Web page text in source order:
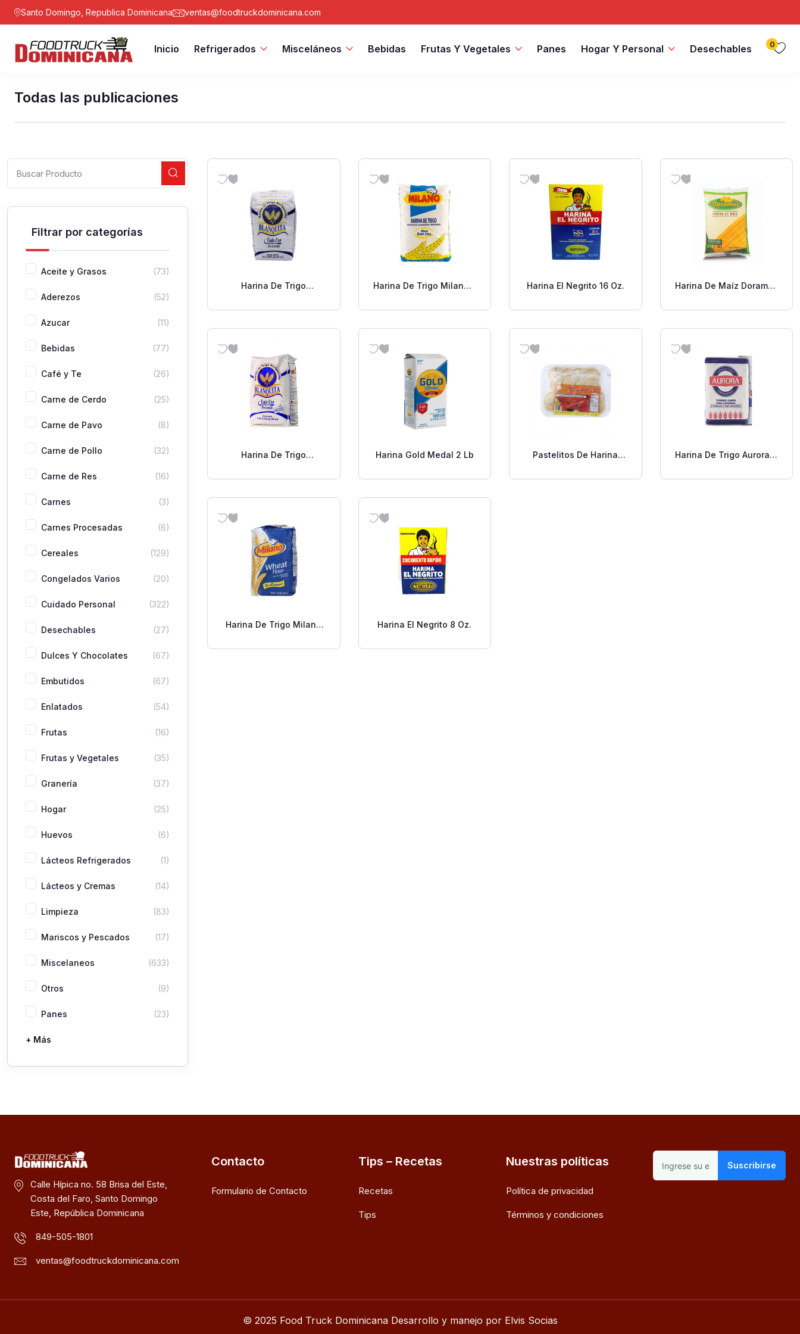
Santo Domingo, Republica Dominicana ventas@foodtruckdominicana.com
Inicio Refrigerados Misceláneos Bebidas Frutas Y Vegetales Panes Hogar Y Personal Desechables 0
Todas las publicaciones
Filtrar por categorías
Aceite y Grasos (73)
Aderezos (52)
Azucar (11)
Bebidas (77)
Café y Te (26)
Carne de Cerdo (25)
Carne de Pavo (8)
Carne de Pollo (32)
Carne de Res (16)
Carnes (3)
Carnes Procesadas (6)
Cereales (129)
Congelados Varios (20)
Cuidado Personal (322)
Desechables (27)
Dulces Y Chocolates (67)
Embutidos (67)
Enlatados (54)
Frutas (16)
Frutas y Vegetales (35)
Granería (37)
Hogar (25)
Huevos (6)
Lácteos Refrigerados (1)
Lácteos y Cremas (14)
Limpieza (83)
Mariscos y Pescados (17)
Miscelaneos (633)
Otros (9)
Panes (23)
Pastas
Picaderas
Sazones y Salsas
Vegetales
+ Más
Harina De Trigo
Harina De Trigo Milano 5
Harina El Negrito 16 Oz.
Harina De Maíz Doramás
Harina De Trigo
Harina Gold Medal 2 Lb
Pastelitos De Harina
Harina De Trigo Aurora 2
Harina De Trigo Milano
Harina El Negrito 8 Oz.
Calle Hípica no. 58 Brisa del Este,
Costa del Faro, Santo Domingo
Este, República Dominicana
849-505-1801
ventas@foodtruckdominicana.com
Contacto
Formulario de Contacto
Tips – Recetas
Recetas
Tips
Nuestras políticas
Política de privacidad
Términos y condiciones
Suscribirse
© 2025 Food Truck Dominicana Desarrollo y manejo por Elvis Socias